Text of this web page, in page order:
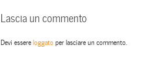
Lascia un commento
Devi essereloggatoper lasciare un commento.